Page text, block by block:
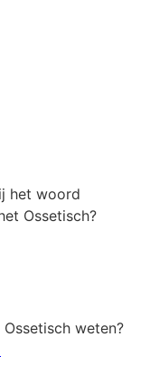
het woord
Ossetisch?
weten?